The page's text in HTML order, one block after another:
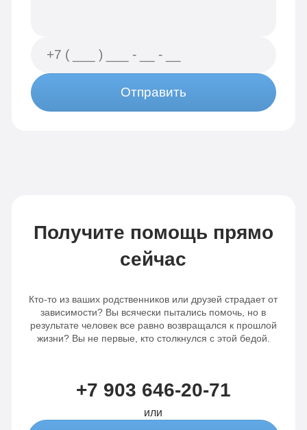
Отправить
Получите помощь прямо
сейчас
Кто-то из ваших родственников или друзей страдает от
зависимости? Вы всячески пытались помочь, но в
результате человек все равно возвращался к прошлой
жизни? Вы не первые, кто столкнулся с этой бедой.
+7 903 646-20-71
или